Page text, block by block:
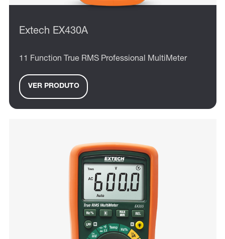
Extech EX430A
11 Function True RMS Professional MultiMeter
VER PRODUTO